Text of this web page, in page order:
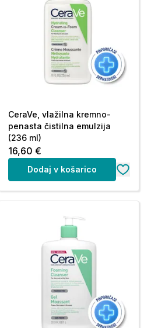
CeraVe, vlažilna kremno-
penasta čistilna emulzija
(236 ml)
16,60 €
Dodaj v košarico